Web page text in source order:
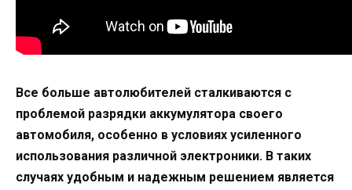
Все больше автолюбителей сталкиваются с
проблемой разрядки аккумулятора своего
автомобиля, особенно в условиях усиленного
использования различной электроники. В таких
случаях удобным и надежным решением является